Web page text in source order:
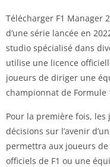
Télécharger F1 Manager
d’une série lancée en
studio spécialisé dans
utilise une licence
joueurs de diriger une
championnat de Formule
Pour la première fois,
décisions sur l’avenir
permettra aux joueurs
officiels de F1 ou une